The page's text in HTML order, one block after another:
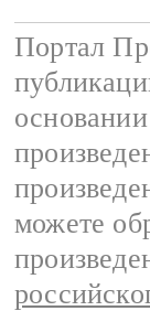
Портал
основании
можете